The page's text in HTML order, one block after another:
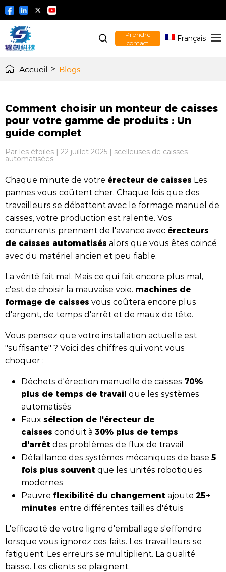
Prendre
contact
Français
Accueil > Blogs
Comment choisir un monteur de caisses
pour votre gamme de produits : Un
guide complet
Par les étoiles | 22 juillet 2025 | scelleuses de caisses
automatisées
Chaque minute de votre érecteur de caisses Les
pannes vous coûtent cher. Chaque fois que des
travailleurs se débattent avec le formage manuel de
caisses, votre production est ralentie. Vos
concurrents prennent de l'avance avec érecteurs
de caisses automatisés alors que vous êtes coincé
avec du matériel ancien et peu fiable.
La vérité fait mal. Mais ce qui fait encore plus mal,
c'est de choisir la mauvaise voie. machines de
formage de caisses vous coûtera encore plus
d'argent, de temps d'arrêt et de maux de tête.
Vous pensez que votre installation actuelle est
"suffisante" ? Voici des chiffres qui vont vous
choquer :
Déchets d'érection manuelle de caisses 70%
plus de temps de travail que les systèmes
automatisés
Faux sélection de l'érecteur de
caisses conduit à 30% plus de temps
d'arrêt des problèmes de flux de travail
Défaillance des systèmes mécaniques de base 5
fois plus souvent que les unités robotiques
modernes
Pauvre flexibilité du changement ajoute 25+
minutes entre différentes tailles d'étuis
L'efficacité de votre ligne d'emballage s'effondre
lorsque vous ignorez ces faits. Les travailleurs se
fatiguent. Les erreurs se multiplient. La qualité
baisse. Les clients se plaignent.